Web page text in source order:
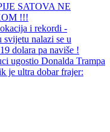
SATOVA NE
!!!
i rekordi -
nalazi se u
dolara pa naviše !
ugostio Donalda Trampa
je ultra dobar frajer: